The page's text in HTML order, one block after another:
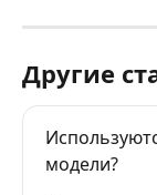
Другие
модели?